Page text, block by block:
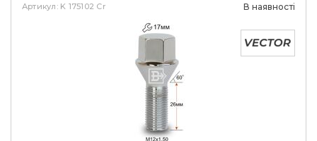
Артикул: K 175102 Cr В наявності